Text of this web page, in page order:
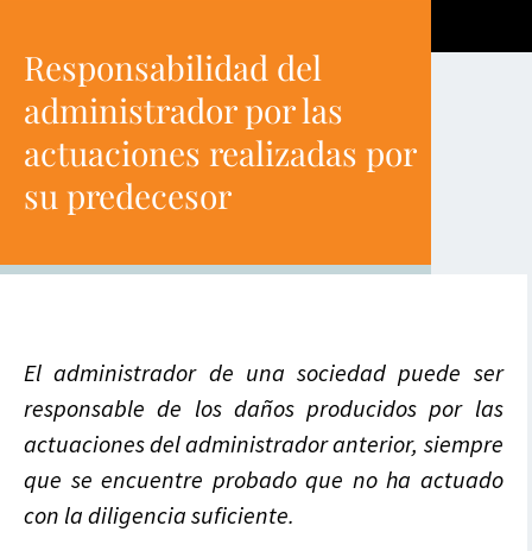
Responsabilidad del
administrador por las
actuaciones realizadas por
su predecesor
El administrador de una sociedad puede ser
responsable de los daños producidos por las
actuaciones del administrador anterior, siempre
que se encuentre probado que no ha actuado
con la diligencia suficiente.